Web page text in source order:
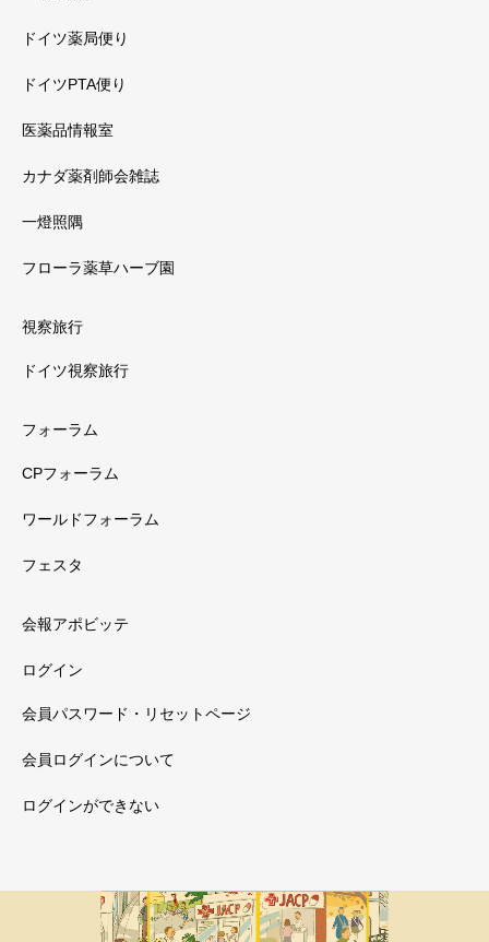
ドイツ薬局便り
ドイツPTA便り
医薬品情報室
カナダ薬剤師会雑誌
一燈照隅
フローラ薬草ハーブ園
視察旅行
ドイツ視察旅行
フォーラム
CPフォーラム
ワールドフォーラム
フェスタ
会報アポビッテ
ログイン
会員パスワード・リセットページ
会員ログインについて
ログインができない